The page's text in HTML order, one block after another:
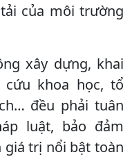
của môi trường
xây dựng, khai
cứu khoa học, tổ
đều phải tuân
luật, bảo đảm
trị nổi bật toàn